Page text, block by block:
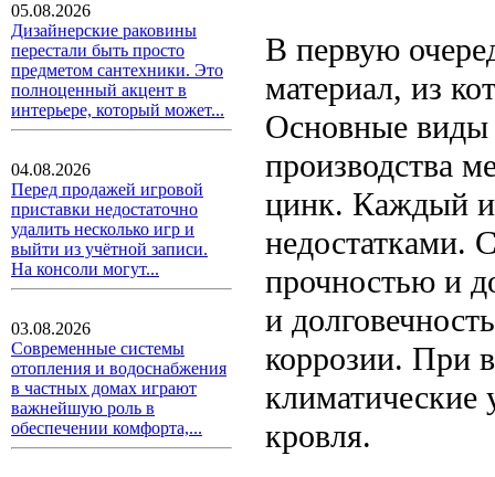
05.08.2026
Дизайнерские раковины
перестали быть просто
предметом сантехники. Это
полноценный акцент в
интерьере, который может...
04.08.2026
Перед продажей игровой
приставки недостаточно
удалить несколько игр и
выйти из учётной записи.
На консоли могут...
03.08.2026
Современные системы
отопления и водоснабжения
в частных домах играют
важнейшую роль в
обеспечении комфорта,...
В первую
материал, из
Основные виды
производства
цинк. Каждый
недостатками.
прочностью и
и
коррозии. При
климатические
кровля.